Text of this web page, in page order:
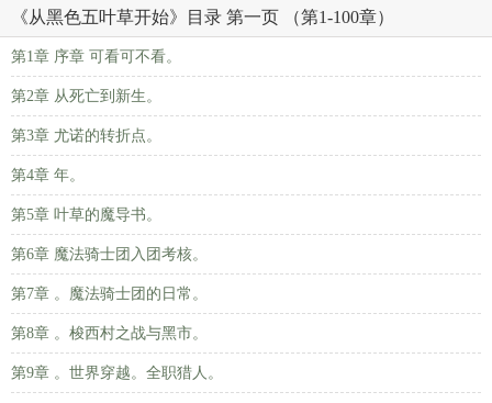
《从黑色五叶草开始》目录 第一页 （第1-100章）
第1章 序章 可看可不看。
第2章 从死亡到新生。
第3章 尤诺的转折点。
第4章 年。
第5章 叶草的魔导书。
第6章 魔法骑士团入团考核。
第7章 。魔法骑士团的日常。
第8章 。梭西村之战与黑市。
第9章 。世界穿越。全职猎人。